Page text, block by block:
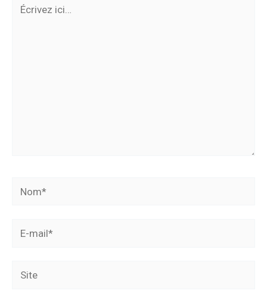
Nom*
Site